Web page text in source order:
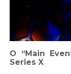
O “Main
Series X